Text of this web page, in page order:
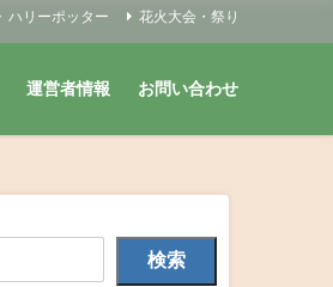
ハリーポッター 花火大会・祭り
運営者情報 お問い合わせ
検索